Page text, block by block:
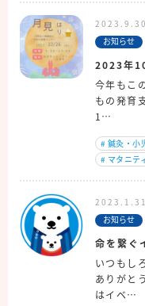
2023.9.30
お知らせ
2023年
今年もこ
もの発育
1…
# 鍼灸・小
# マタニテ
2023.1.31
お知らせ
命を繋ぐ
いつもし
ありがと
はイベ…